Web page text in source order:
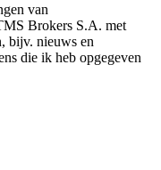
van
Brokers S.A. met
bijv. nieuws en
die ik heb opgegeven